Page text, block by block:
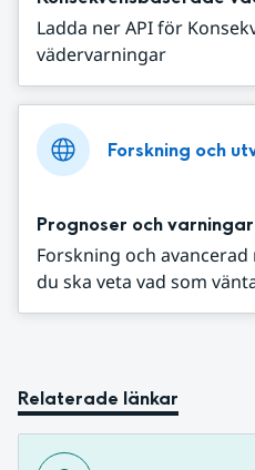
Ladda ner API för
vädervarningar
Forskning och
Prognoser och varningar
Forskning och
du ska veta vad som
Relaterade länkar